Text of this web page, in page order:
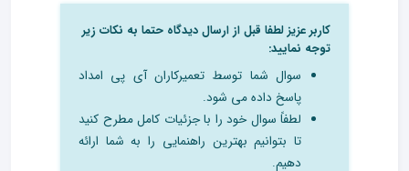
کاربر عزیز لطفا قبل از ارسال دیدگاه حتما به نکات زیر
توجه نمایید:
سوال شما توسط تعمیرکاران آی پی امداد
پاسخ داده می شود.
لطفاً سوال خود را با جزئیات کامل مطرح کنید
تا بتوانیم بهترین راهنمایی را به شما ارائه
دهیم.